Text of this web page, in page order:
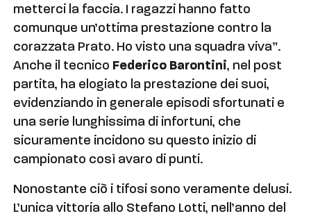
metterci la faccia. I ragazzi hanno fatto
comunque un’ottima prestazione contro la
corazzata Prato. Ho visto una squadra viva”.
Anche il tecnico Federico Barontini, nel post
partita, ha elogiato la prestazione dei suoi,
evidenziando in generale episodi sfortunati e
una serie lunghissima di infortuni, che
sicuramente incidono su questo inizio di
campionato così avaro di punti.
Nonostante ciò i tifosi sono veramente delusi.
L’unica vittoria allo Stefano Lotti, nell’anno del